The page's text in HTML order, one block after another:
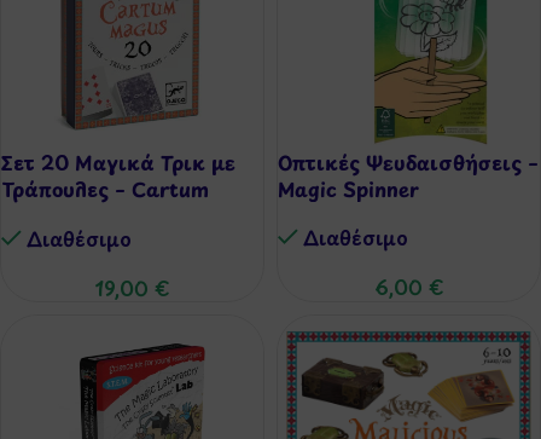
Σετ 20 Μαγικά Τρικ με
Τράπουλες – Cartum
Διαθέσιμo
19,00 €
Οπτικές Ψευδαισθήσεις –
Magic Spinner
Διαθέσιμo
6,00 €